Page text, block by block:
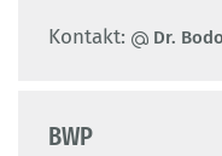
Kontakt: Dr.
BWP